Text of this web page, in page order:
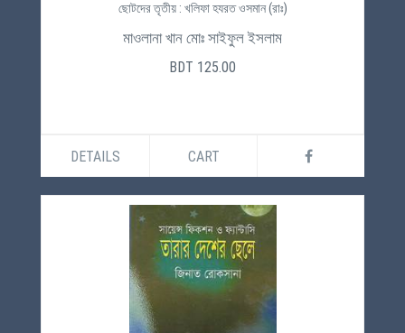
ছোটদের তৃতীয় : খলিফা হযরত ওসমান (রাঃ)
মাওলানা খান মোঃ সাইফুল ইসলাম
BDT 125.00
DETAILS CART